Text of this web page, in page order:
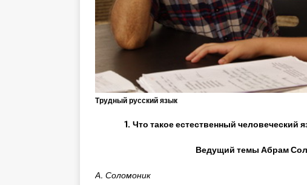
Трудный русский язык
1.Что такое естественный человеческий
Ведущий темы Абрам
А. Соломоник